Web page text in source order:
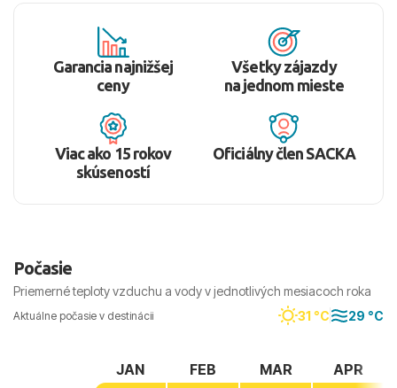
Garancia najnižšej
ceny
Všetky zájazdy
na jednom mieste
Viac ako 15 rokov
skúseností
Oficiálny člen SACKA
Počasie
Priemerné teploty vzduchu a vody v jednotlivých mesiacoch roka
Aktuálne počasie v destinácii 31 °C 29 °C
JAN
FEB
MAR
APR